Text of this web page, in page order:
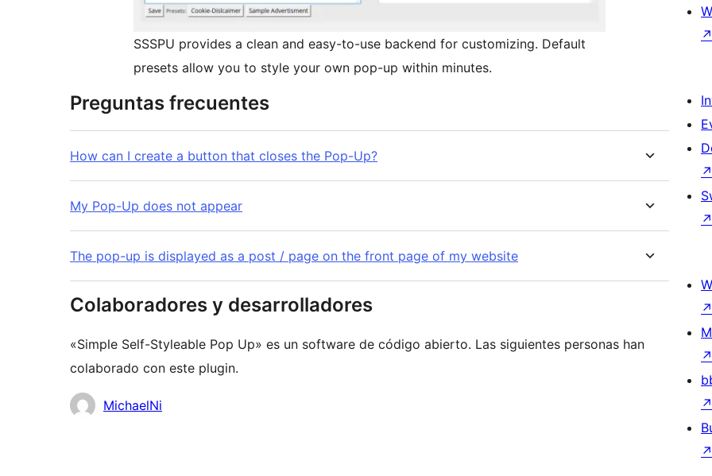
SSSPU provides a clean and easy-to-use backend for customizing. Default
presets allow you to style your own pop-up within minutes.
Preguntas frecuentes
How can I create a button that closes the Pop-Up?
My Pop-Up does not appear
The pop-up is displayed as a post / page on the front page of my website
Colaboradores y desarrolladores
«Simple Self-Styleable Pop Up» es un software de código abierto. Las siguientes personas han
colaborado con este plugin.
Colaboradores
MichaelNi
↗
↗
↗
↗
↗
↗
↗